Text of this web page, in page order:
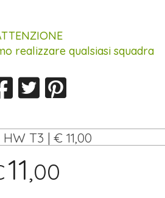
realizzare qualsiasi squadra
T3 | € 11,00
11,00